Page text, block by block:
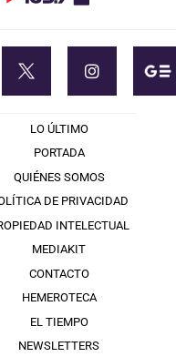
LO ÚLTIMO
PORTADA
QUIÉNES SOMOS
DE PRIVACIDAD
INTELECTUAL
MEDIAKIT
CONTACTO
HEMEROTECA
EL TIEMPO
NEWSLETTERS